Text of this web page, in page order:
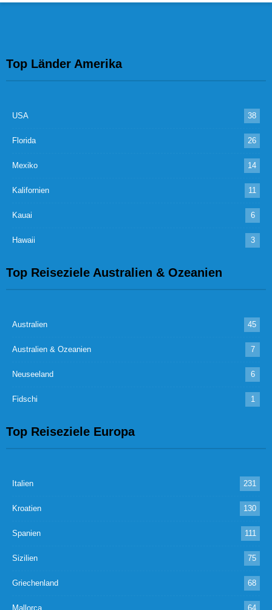
Top Länder Amerika
USA 38
Florida 26
Mexiko 14
Kalifornien 11
Kauai 6
Hawaii 3
Top Reiseziele Australien & Ozeanien
Australien 45
Australien & Ozeanien 7
Neuseeland 6
Fidschi 1
Top Reiseziele Europa
Italien 231
Kroatien 130
Spanien 111
Sizilien 75
Griechenland 68
Mallorca 64